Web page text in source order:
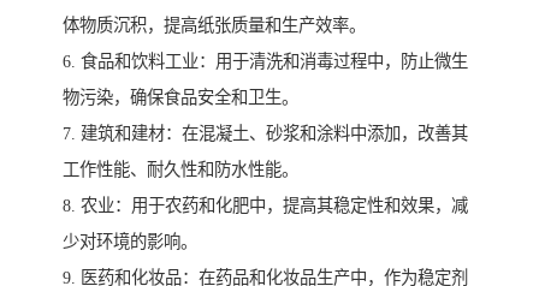
体物质沉积，提高纸张质量和生产效率。
6. 食品和饮料工业：用于清洗和消毒过程中，防止微生
物污染，确保食品安全和卫生。
7. 建筑和建材：在混凝土、砂浆和涂料中添加，改善其
工作性能、耐久性和防水性能。
8. 农业：用于农药和化肥中，提高其稳定性和效果，减
少对环境的影响。
9. 医药和化妆品：在药品和化妆品生产中，作为稳定剂